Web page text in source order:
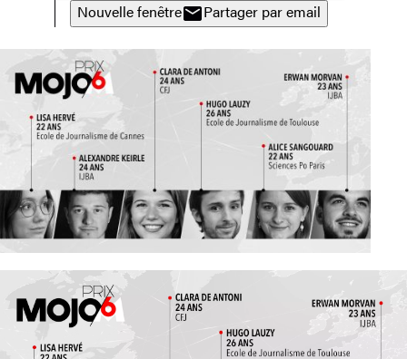
Nouvelle fenêtre
Partager par email